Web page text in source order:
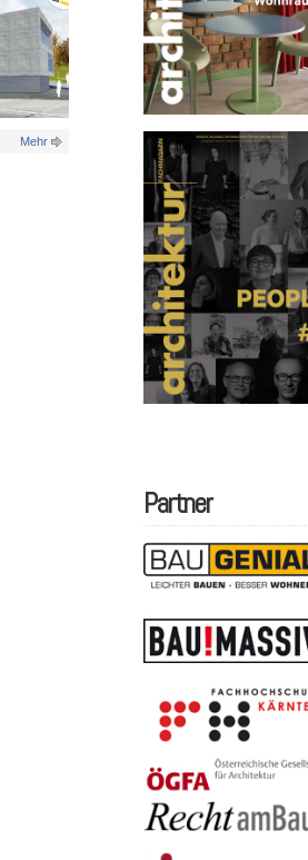
Mehr
Partner